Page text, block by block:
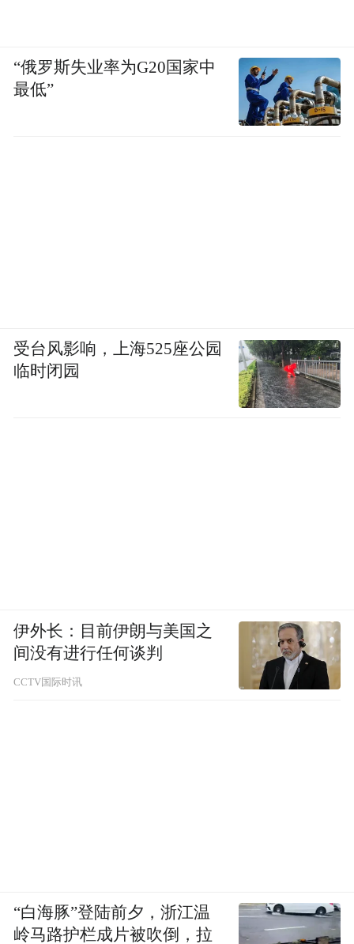
“俄罗斯失业率为G20国家中
最低”
受台风影响，上海525座公园
临时闭园
伊外长：目前伊朗与美国之
间没有进行任何谈判
CCTV国际时讯
“白海豚”登陆前夕，浙江温
岭马路护栏成片被吹倒，拉